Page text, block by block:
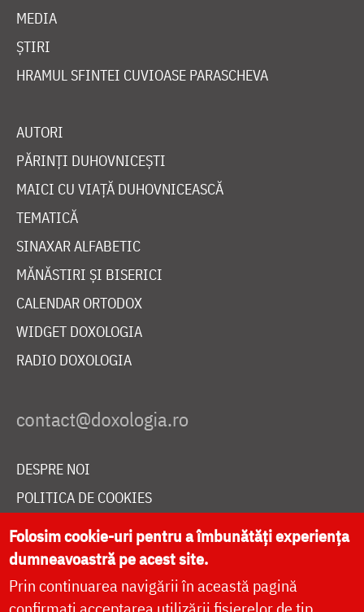
MEDIA
ȘTIRI
HRAMUL SFINTEI CUVIOASE PARASCHEVA
AUTORI
PĂRINȚI DUHOVNICEȘTI
MAICI CU VIAȚĂ DUHOVNICEASCĂ
TEMATICĂ
SINAXAR ALFABETIC
MĂNĂSTIRI ȘI BISERICI
CALENDAR ORTODOX
WIDGET DOXOLOGIA
RADIO DOXOLOGIA
DESPRE NOI
POLITICA DE COOKIES
DONEAZĂ ONLINE PENTRU CATEDRALA NAȚIONALĂ
LIVE
Folosim cookie-uri pentru a îmbunătăți experiența
dumneavoastră pe acest site.
Prin continuarea navigării în această pagină